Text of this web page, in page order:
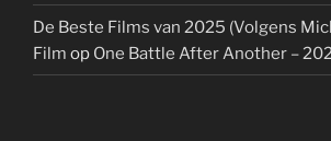
De Beste Films van 2025 (Volgens
Film op One Battle After Another –